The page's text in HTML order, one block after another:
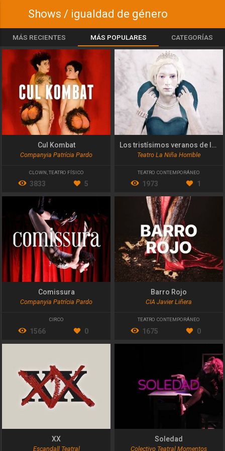
Shows / igualdad de género
MÁS RECIENTES MÁS POPULARES CATEGORÍAS
Cul Kombat
Companyia Patrícia Pardo
CLOWN TEATRO FÍSICO
3833 5
Los tristísimos veranos de la princesa Diana
Teatro La Niña Horrible
TEATRO CONTEMPORÁNEO
1973 1
Comissura
Companyia Patrícia Pardo
CIRCO
1566 0
Barro Rojo
CIA Javier Liñera
TEATRO CONTEMPORÁNEO
1675 0
XX
Escandall Teatral
Soledad
Colectivo Teatral Momentos